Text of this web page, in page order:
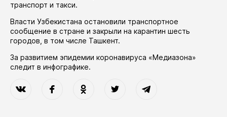
транспорт и такси.
Власти Узбекистана остановили транспортное
сообщение в стране и закрыли на карантин шесть
городов, в том числе Ташкент.
За развитием эпидемии коронавируса «Медиазона»
следит в инфографике.